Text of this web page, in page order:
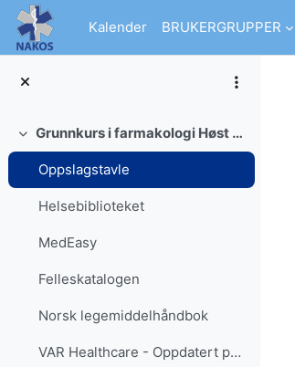
Gå til hovudinnhaldet
Kalender
BRUKERGRUPPER
Skjul Grunnkurs i farmakologi Høst 2026 - ambulansetjensten SI
Oppslagstavle
Helsebiblioteket
MedEasy
Felleskatalogen
Norsk legemiddelhåndbok
VAR Healthcare - Oppdatert prosedyre- og kunnskapsbase for helsetjenesten